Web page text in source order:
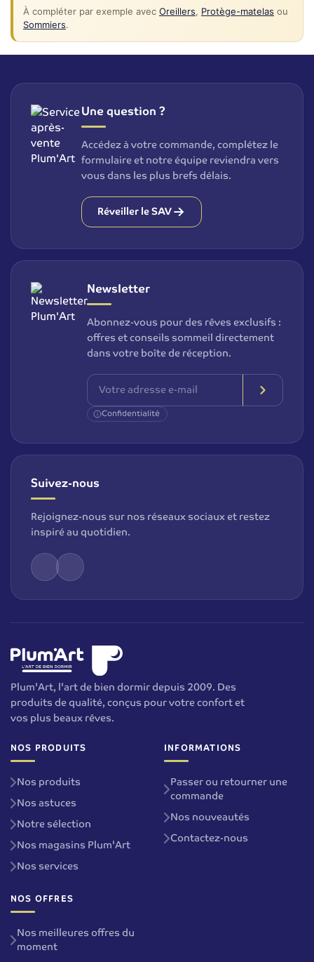
À compléter par exemple avec Oreillers, Protège-matelas ou
Sommiers.
Une question ?
Accédez à votre commande, complétez le
formulaire et notre équipe reviendra vers
vous dans les plus brefs délais.
Réveiller le SAV
Newsletter
Abonnez-vous pour des rêves exclusifs :
offres et conseils sommeil directement
dans votre boîte de réception.
Confidentialité
Suivez-nous
Rejoignez-nous sur nos réseaux sociaux et restez
inspiré au quotidien.
Plum'Art, l'art de bien dormir depuis 2009. Des
produits de qualité, conçus pour votre confort et
vos plus beaux rêves.
NOS PRODUITS
Nos produits
Nos astuces
Notre sélection
Nos magasins Plum'Art
Nos services
INFORMATIONS
Passer ou retourner une
commande
Nos nouveautés
Contactez-nous
NOS OFFRES
Nos meilleures offres du
moment